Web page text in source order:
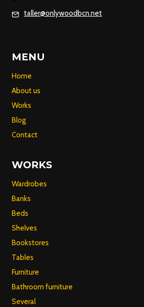
taller@onlywoodbcn.net
MENU
Home
About us
Works
Blog
Contact
WORKS
Wardrobes
Banks
Beds
Shelves
Bookstores
Tables
Furniture
Bathroom furniture
Several